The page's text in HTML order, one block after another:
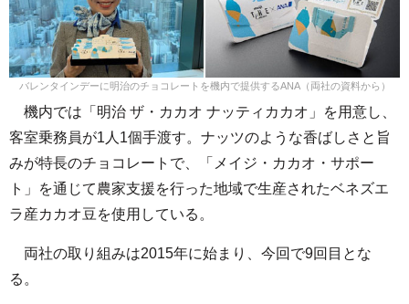
バレンタインデーに明治のチョコレートを機内で提供するANA（両社の資料から）
機内では「明治 ザ・カカオ ナッティカカオ」を用意し、
客室乗務員が1人1個手渡す。ナッツのような香ばしさと旨
みが特長のチョコレートで、「メイジ・カカオ・サポー
ト」を通じて農家支援を行った地域で生産されたベネズエ
ラ産カカオ豆を使用している。
両社の取り組みは2015年に始まり、今回で9回目とな
る。